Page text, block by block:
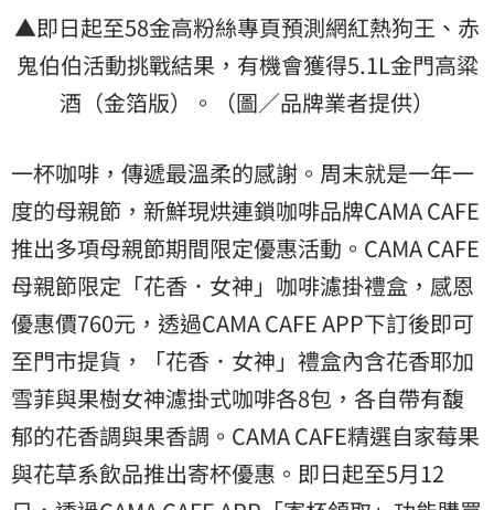
▲即日起至58金高粉絲專頁預測網紅熱狗王、赤
鬼伯伯活動挑戰結果，有機會獲得5.1L金門高粱
酒（金箔版）。（圖／品牌業者提供）
一杯咖啡，傳遞最溫柔的感謝。周末就是一年一
度的母親節，新鮮現烘連鎖咖啡品牌CAMA CAFE
推出多項母親節期間限定優惠活動。CAMA CAFE
母親節限定「花香．女神」咖啡濾掛禮盒，感恩
優惠價760元，透過CAMA CAFE APP下訂後即可
至門市提貨，「花香．女神」禮盒內含花香耶加
雪菲與果樹女神濾掛式咖啡各8包，各自帶有馥
郁的花香調與果香調。CAMA CAFE精選自家莓果
與花草系飲品推出寄杯優惠。即日起至5月12